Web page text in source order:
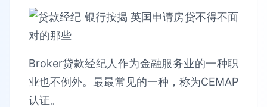
Broker贷款经纪人作为金融服务业的一种职
业也不例外。最最常见的一种，称为CEMAP
认证。